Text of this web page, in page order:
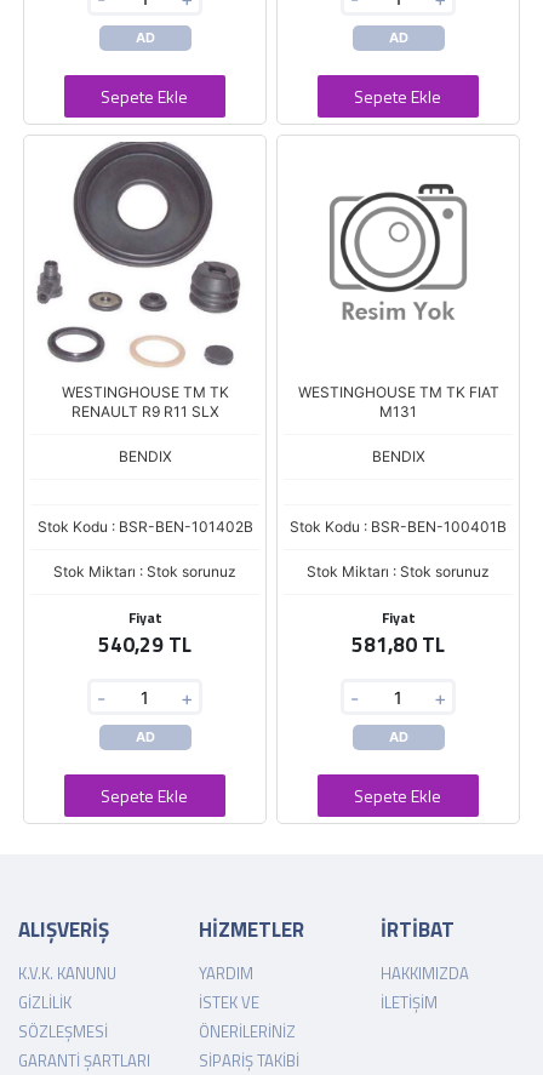
AD
Sepete Ekle
AD
Sepete Ekle
WESTINGHOUSE TM TK
RENAULT R9 R11 SLX
BENDIX
Stok Kodu : BSR-BEN-101402B
Stok Miktarı : Stok sorunuz
Fiyat
540,29 TL
- +
AD
Sepete Ekle
WESTINGHOUSE TM TK FIAT
M131
BENDIX
Stok Kodu : BSR-BEN-100401B
Stok Miktarı : Stok sorunuz
Fiyat
581,80 TL
- +
AD
Sepete Ekle
ALIŞVERİŞ
K.V.K. KANUNU
GIZLILIK
SÖZLEŞMESI
GARANTI ŞARTLARI
HİZMETLER
YARDIM
İSTEK VE
ÖNERILERINIZ
SIPARIŞ TAKIBI
İRTİBAT
HAKKIMIZDA
İLETIŞIM